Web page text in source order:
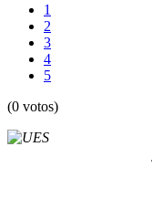
1
2
3
4
5
(0 votos)